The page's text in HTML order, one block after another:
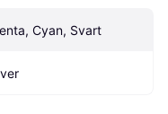
Cyan, Svart